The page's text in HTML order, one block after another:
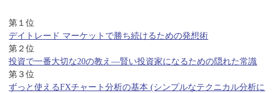
第１位
デイトレード マーケットで勝ち続けるための発想術
第２位
投資で一番大切な20の教え―賢い投資家になるための隠れた常識
第３位
ずっと使えるFXチャート分析の基本 (シンプルなテクニカル分析に